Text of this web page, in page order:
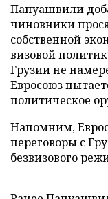
Папуашвили
чиновники
собственной
визовой
Грузии не
Евросоюз
политическое
Напомним,
переговоры с
безвизового